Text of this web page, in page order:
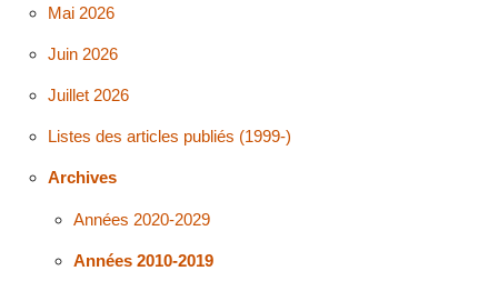
Mai 2026
Juin 2026
Juillet 2026
Listes des articles publiés (1999-)
Archives
Années 2020-2029
Années 2010-2019